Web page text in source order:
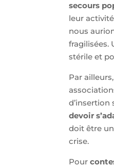
secours
leur
nous
fragilisées.
stérile et
Par
devoir
doit être
crise.
Pour